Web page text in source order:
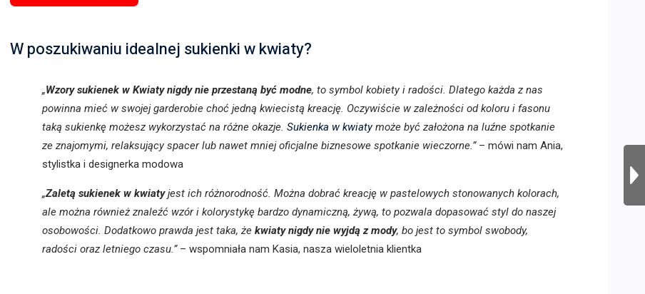
W poszukiwaniu idealnej sukienki w kwiaty?
„Wzory sukienek w Kwiaty nigdy nie przestaną być modne, to symbol kobiety i radości. Dlatego każda z nas
powinna mieć w swojej garderobie choć jedną kwiecistą kreację. Oczywiście w zależności od koloru i fasonu
taką sukienkę możesz wykorzystać na różne okazje. Sukienka w kwiatymoże być założona na luźne spotkanie
ze znajomymi, relaksujący spacer lub nawet mniej oficjalne biznesowe spotkanie wieczorne.”– mówi nam Ania,
stylistka i designerka modowa
„Zaletą sukienek w kwiatyjest ich różnorodność. Można dobrać kreację w pastelowych stonowanych kolorach,
ale można również znaleźć wzór i kolorystykę bardzo dynamiczną, żywą, to pozwala dopasować styl do naszej
osobowości. Dodatkowo prawda jest taka, że kwiaty nigdy nie wyjdą z mody, bo jest to symbol swobody,
radości oraz letniego czasu.”– wspomniała nam Kasia, nasza wieloletnia klientka